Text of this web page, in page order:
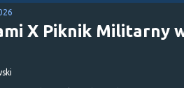
X Piknik Militarny